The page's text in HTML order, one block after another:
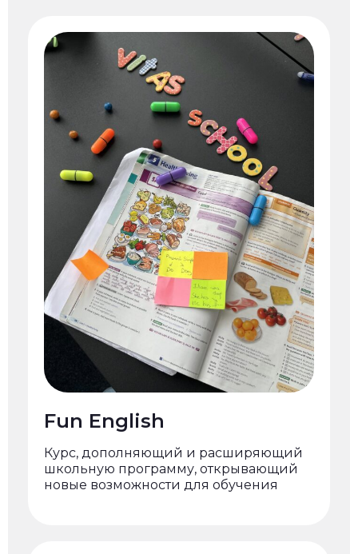
Fun English
Курс, дополняющий и расширяющий
школьную программу, открывающий
новые возможности для обучения